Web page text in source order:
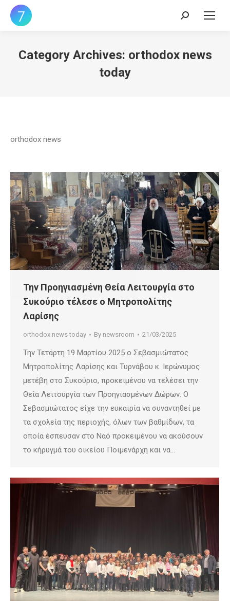
Search:
Category Archives: orthodox news
today
orthodox news
Την Προηγιασμένη Θεία Λειτουργία στο
Συκούριο τέλεσε ο Μητροπολίτης
Λαρίσης
orthodox news today By newsroom 21/03/2025
Την Τετάρτη 19 Μαρτίου 2025 ο Σεβασμιώτατος
Μητροπολίτης Λαρίσης και Τυρνάβου κ. Ιερώνυμος
μετέβη στο Συκούριο, προκειμένου να τελέσει την
Θεία Λειτουργία των Προηγιασμένων Δώρων. Ο
Σεβασμιώτατος είχε την ευκαιρία να συναντηθεί με
τα σχολεία της περιοχής, όλων των βαθμίδων, τα
οποία έσπευσαν στο Ναό προκειμένου να ακούσουν
το κήρυγμά του οικείου Ποιμενάρχη και να…